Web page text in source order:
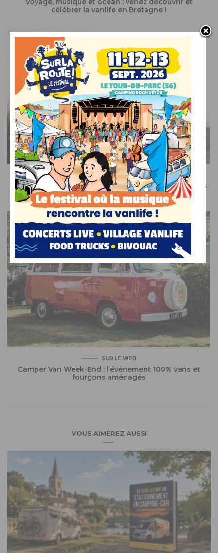
Voyage, musique et océan : venez découvrir et
célébrer la vanlife en Bretagne !
SUR LE WEB
Recevez le meilleur de l’actualité du camping-car dans
votre boîte mail
SUR LE WEB
Camper Van Week-End : l’événement 100% vans et
fourgons aménagés
VOUS AIMEREZ AUSSI